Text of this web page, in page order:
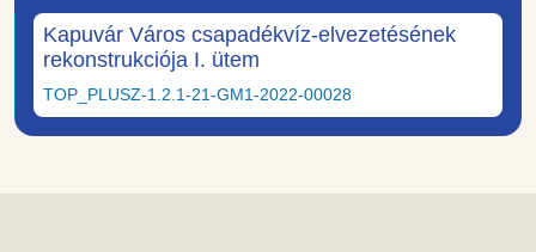
Kapuvár Város csapadékvíz-elvezetésének
rekonstrukciója I. ütem
TOP_PLUSZ-1.2.1-21-GM1-2022-00028